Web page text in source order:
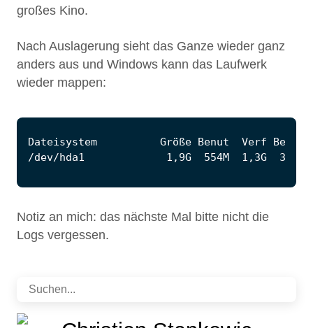
großes Kino.
Nach Auslagerung sieht das Ganze wieder ganz
anders aus und Windows kann das Laufwerk
wieder mappen:
Notiz an mich: das nächste Mal bitte nicht die
Logs vergessen.